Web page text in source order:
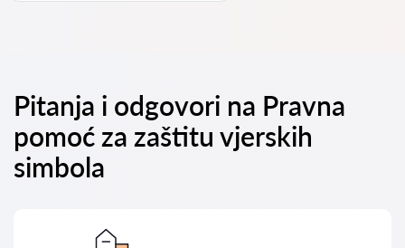
Pitanja i odgovori na Pravna
pomoć za zaštitu vjerskih
simbola